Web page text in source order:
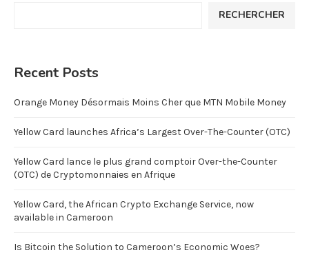
RECHERCHER
Recent Posts
Orange Money Désormais Moins Cher que MTN Mobile Money
Yellow Card launches Africa’s Largest Over-The-Counter (OTC)
Yellow Card lance le plus grand comptoir Over-the-Counter
(OTC) de Cryptomonnaies en Afrique
Yellow Card, the African Crypto Exchange Service, now
available in Cameroon
Is Bitcoin the Solution to Cameroon’s Economic Woes?